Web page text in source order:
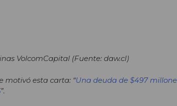
VolcomCapital (Fuente: daw.cl)
motivó esta carta: “Una deuda de $497
”.